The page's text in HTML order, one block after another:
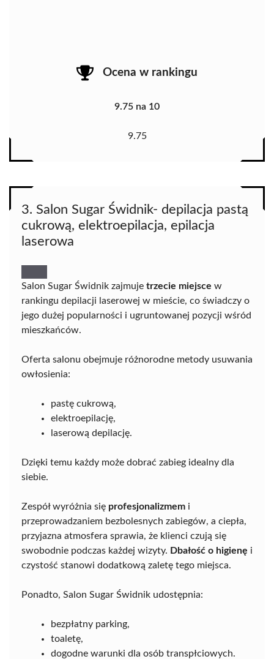
Ocena w rankingu
9.75 na 10
9.75
3. Salon Sugar Świdnik- depilacja pastą
cukrową, elektroepilacja, epilacja
laserowa
Salon Sugar Świdnik zajmuje trzecie miejsce w
rankingu depilacji laserowej w mieście, co świadczy o
jego dużej popularności i ugruntowanej pozycji wśród
mieszkańców.
Oferta salonu obejmuje różnorodne metody usuwania
owłosienia:
pastę cukrową,
elektroepilację,
laserową depilację.
Dzięki temu każdy może dobrać zabieg idealny dla
siebie.
Zespół wyróżnia się profesjonalizmem i
przeprowadzaniem bezbolesnych zabiegów, a ciepła,
przyjazna atmosfera sprawia, że klienci czują się
swobodnie podczas każdej wizyty. Dbałość o higienę i
czystość stanowi dodatkową zaletę tego miejsca.
Ponadto, Salon Sugar Świdnik udostępnia:
bezpłatny parking,
toaletę,
dogodne warunki dla osób transpłciowych.